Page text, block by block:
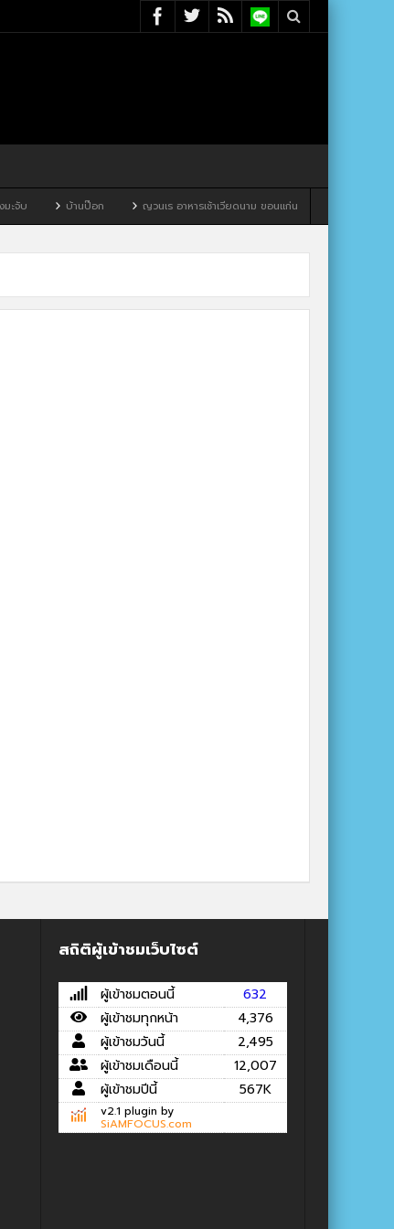
บ้านป๊อก ญวนเร อาหารเช้าเวียดนาม ขอนแก่น
สถิติผู้เข้าชมเว็บไซต์
ผู้เข้าชมตอนนี้
632
ผู้เข้าชมทุกหน้า
4,376
ผู้เข้าชมวันนี้
2,495
ผู้เข้าชมเดือนนี้
12,007
ผู้เข้าชมปีนี้
567K
v2.1 plugin by
SiAMFOCUS.com